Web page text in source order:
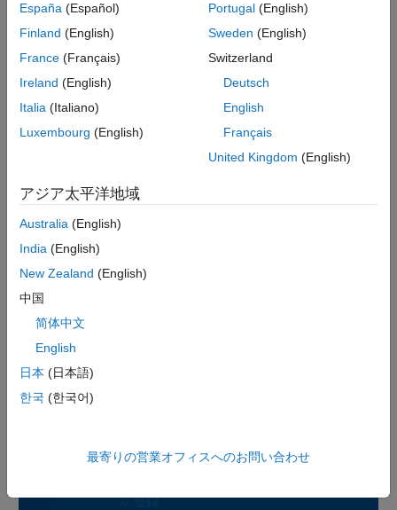
が、エージェント型 AI です。
築方法を紹介します。Model Context Protocol (MCP) と新しいエー
ジェント型 AI を通じて LLM を MATLAB や Simulink と連携させる
ことで、コード記述、モデル作成、シミュレーション実行、結果分
ができます。
従来のチャットベースの AI から完全に自律的に行動するエージェント型
AI への進化。
AI エージェントで加速するエンジニ
登録
España (Español)
Finland (English)
France (Français)
Ireland (English)
Italia (Italiano)
Luxembourg (English)
Portugal(English)
Sweden (English)
Switzerland
Deutsch
English
Français
United Kingdom (English)
アジア太平洋地域
Australia (English)
India (English)
New Zealand (English)
中国
简体中文
English
日本 (日本語)
한국 (한국어)
最寄りの営業オフィスへのお問い合わせ